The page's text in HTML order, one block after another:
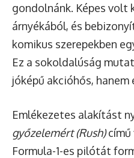
gondolnánk. Képes volt
árnyékából, és
komikus szerepekben
Ez a sokoldalúság
jóképű akcióhős,
Emlékezetes alakítást
győzelemért (Rush)című
Formula-1-es pilótát